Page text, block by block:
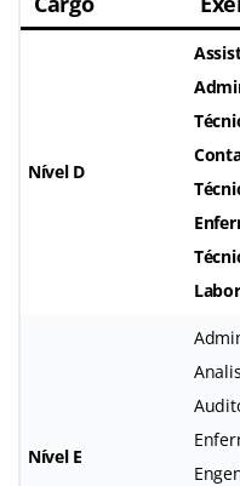
Nível D
Nível E